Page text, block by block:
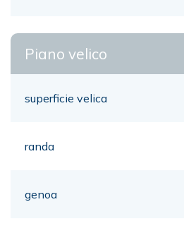
Piano velico
superficie velica
randa
genoa